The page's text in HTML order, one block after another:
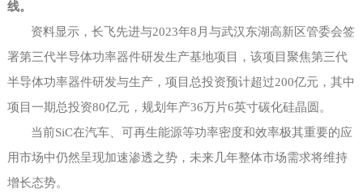
线。
资料显示，长飞先进与2023年8月与武汉东湖高新区管委会签
署第三代半导体功率器件研发生产基地项目，该项目聚焦第三代
半导体功率器件研发与生产，项目总投资预计超过200亿元，其中
项目一期总投资80亿元，规划年产36万片6英寸碳化硅晶圆。
当前SiC在汽车、可再生能源等功率密度和效率极其重要的应
用市场中仍然呈现加速渗透之势，未来几年整体市场需求将维持
增长态势。